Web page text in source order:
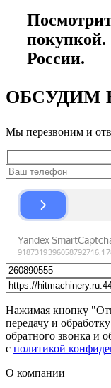
покупкой.
России.
ОБСУДИМ
Мы перезвоним и
Нажимая кнопку
передачу и
обратного звонка и
с политикой
О компании